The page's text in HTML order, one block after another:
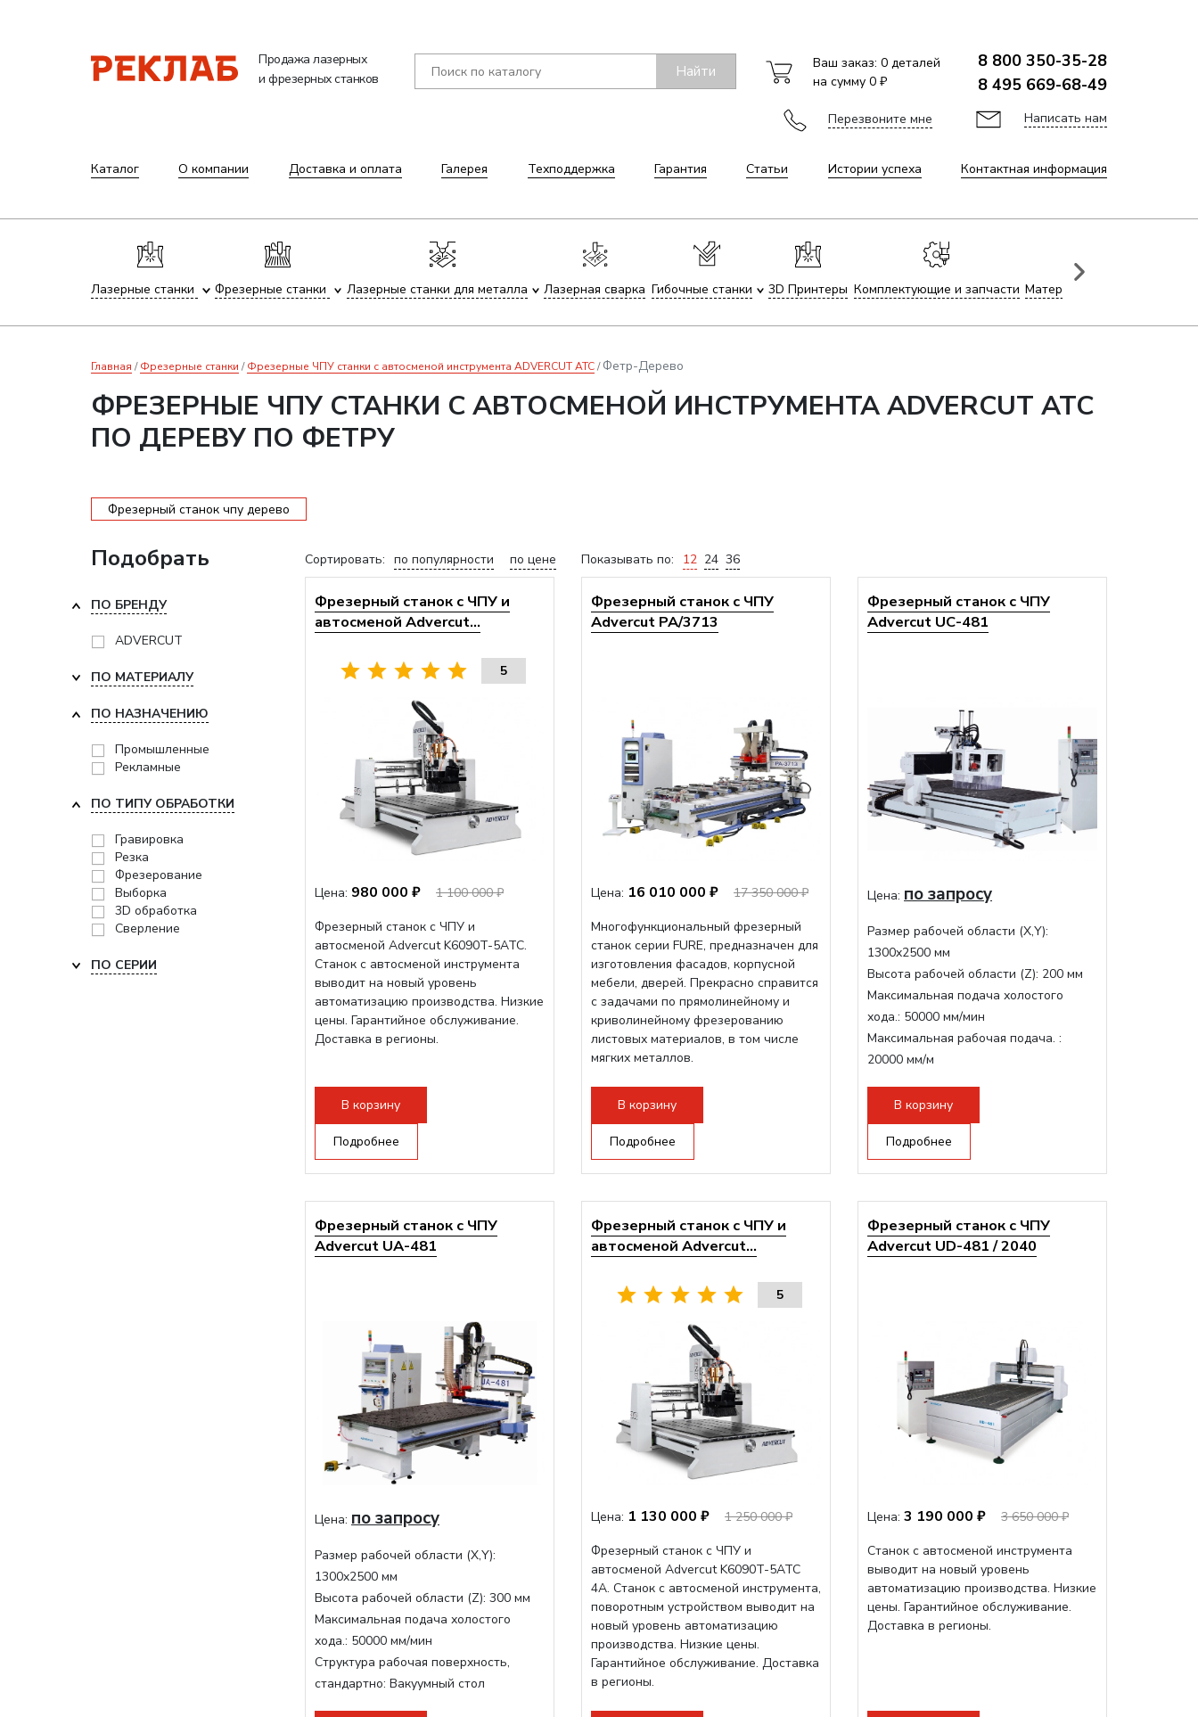
Продажа лазерных
и фрезерных станков
Найти Ваш заказ: 0деталей
на сумму 0 ₽
8 800 350-35-28
8 495 669-68-49
Перезвоните мне Написать нам
Каталог О компании Доставка и оплата Галерея Техподдержка Гарантия Статьи Истории успеха Контактная информация
Лазерные станки Фрезерные станки Лазерные станки для металла Лазерная сварка Гибочные станки 3D Принтеры Комплектующие и запчасти Материалы для лазерной
Главная Фрезерные станки Фрезерные ЧПУ станки с автосменой инструмента ADVERCUT ATC Фетр-Дерево
ФРЕЗЕРНЫЕ ЧПУ СТАНКИ С АВТОСМЕНОЙ ИНСТРУМЕНТА ADVERCUT ATC
ПО ДЕРЕВУ ПО ФЕТРУ
Фрезерный станок чпу дерево
Сортировать: по популярности по цене Показывать по: 12 24 36
Фрезерный станок с ЧПУ и
автосменой Advercut...
5
Цена: 980 000 ₽
1 100 000 ₽
Фрезерный станок с ЧПУ и
автосменой Advercut K6090T-5ATC.
Станок с автосменой инструмента
выводит на новый уровень
автоматизацию производства. Низкие
цены. Гарантийное обслуживание.
Доставка в регионы.
В корзину
Подробнее
Фрезерный станок с ЧПУ
Advercut PA/3713
Цена: 16 010 000 ₽
17 350 000 ₽
Многофункциональный фрезерный
станок серии FURE, предназначен для
изготовления фасадов, корпусной
мебели, дверей. Прекрасно справится
с задачами по прямолинейному и
криволинейному фрезерованию
листовых материалов, в том числе
мягких металлов.
В корзину
Подробнее
Фрезерный станок с ЧПУ
Advercut UС-481
Цена: по запросу
Размер рабочей области (Х,Y):
1300x2500 мм
Высота рабочей области (Z): 200 мм
Максимальная подача холостого
хода.: 50000 мм/мин
Максимальная рабочая подача. :
20000 мм/м
стандартно:Вакуумный стол
Цанговый патрон:ER32
Мощность шпинделя:
В корзину
Подробнее
Фрезерный станок с ЧПУ
Advercut UA-481
Цена: по запросу
Размер рабочей области (Х,Y):
1300x2500 мм
Высота рабочей области (Z): 300 мм
Максимальная подача холостого
хода.: 50000 мм/мин
Структура рабочая поверхность,
стандартно: Вакуумный стол
Фрезерный станок с ЧПУ и
автосменой Advercut...
5
Цена: 1 130 000 ₽
1 250 000 ₽
Фрезерный станок с ЧПУ и
автосменой Advercut K6090T-5ATC
4A. Станок с автосменой инструмента,
поворотным устройством выводит на
новый уровень автоматизацию
производства. Низкие цены.
Гарантийное обслуживание. Доставка
в регионы.
Фрезерный станок с ЧПУ
Advercut UD-481 / 2040
Цена: 3 190 000 ₽
3 650 000 ₽
Станок с автосменой инструмента
выводит на новый уровень
автоматизацию производства. Низкие
цены. Гарантийное обслуживание.
Доставка в регионы.
Подобрать
ПО БРЕНДУ
ADVERCUT
ПО МАТЕРИАЛУ
ПО НАЗНАЧЕНИЮ
Промышленные
Рекламные
ПО ТИПУ ОБРАБОТКИ
Гравировка
Резка
Фрезерование
Выборка
3D обработка
Сверление
ПО СЕРИИ